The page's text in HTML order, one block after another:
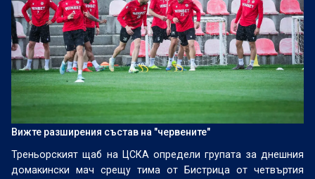
Вижте разширения състав на "червените"
Треньорският щаб на ЦСКА определи групата за днешния
домакински мач срещу тима от Бистрица от четвъртия